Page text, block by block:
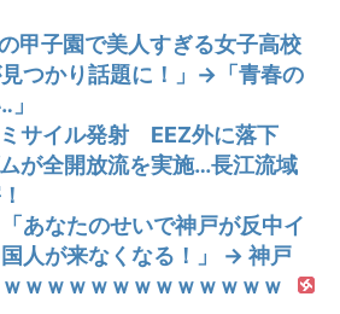
甲子園で美人すぎる女子高校
つかり話題に！」→「青春の
サイル発射 EEZ外に落下
が全開放流を実施…長江流域
「あなたのせいで神戸が反中イ
人が来なくなる！」 → 神戸
ｗｗｗｗｗｗｗｗｗｗｗｗ